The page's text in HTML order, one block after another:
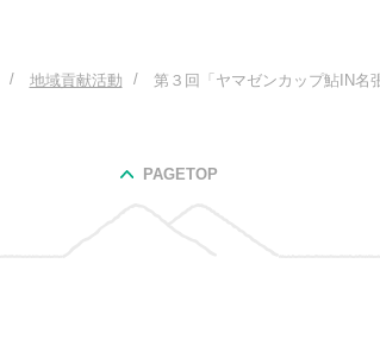
地域貢献活動 第３回「ヤマゼンカップ鮎IN名
PAGETOP